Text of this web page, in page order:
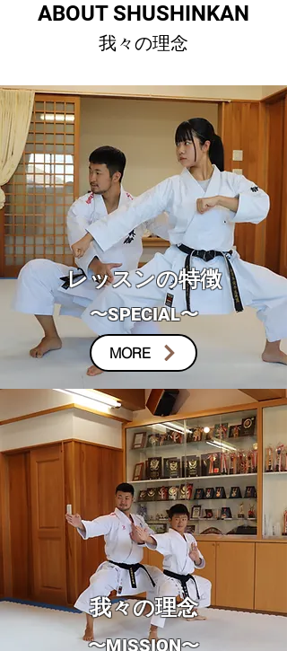
​ABOUT SHUSHINKAN
​我々の理念
​レッスンの特徴
〜SPECIAL〜
MORE
​我々の理念
〜MISSION〜